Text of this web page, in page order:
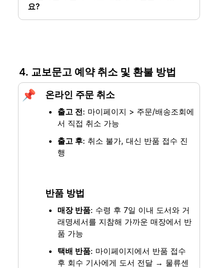
요?
4. 교보문고 예약 취소 및 환불 방법
📌 온라인 주문 취소
출고 전: 마이페이지 > 주문/배송조회에
서 직접 취소 가능
출고 후: 취소 불가, 대신 반품 접수 진
행
반품 방법
매장 반품: 수령 후 7일 이내 도서와 거
래명세서를 지참해 가까운 매장에서 반
품 가능
택배 반품: 마이페이지에서 반품 접수
후 회수 기사에게 도서 전달 → 물류센